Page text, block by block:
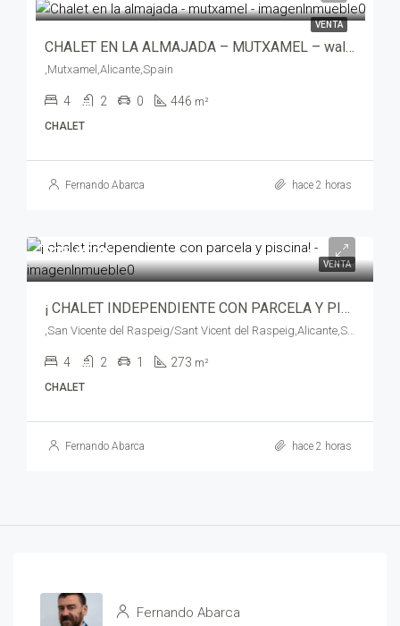
VENTA
CHALET EN LA ALMAJADA – MUTXAMEL – wali00534-7705
,Mutxamel,Alicante,Spain
4 2 0 446 m²
CHALET
Fernando Abarca hace 2 horas
VENTA
375,000€
¡ CHALET INDEPENDIENTE CON PARCELA Y PISCINA! – opt00611
4 2 1 273 m²
CHALET
Fernando Abarca hace 2 horas
Fernando Abarca